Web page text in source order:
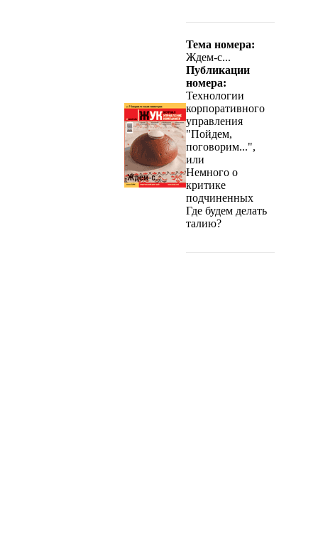
Тема номера:
Ждем-с...
Публикации
номера:
Технологии
корпоративного
управления
"Пойдем,
поговорим...",
или
Немного о
критике
подчиненных
Где будем делать
талию?